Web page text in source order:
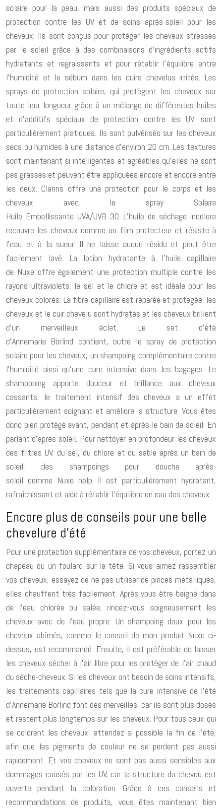
solaire pour la peau, mais aussi des produits spéciaux de
protection contre les UV et de soins après-soleil pour les
cheveux. Ils sont conçus pour protéger les cheveux stressés
par le soleil grâce à des combinaisons d’ingrédients actifs
hydratants et regraissants et pour rétablir l’équilibre entre
l’humidité et le sébum dans les cuirs chevelus irrités. Les
sprays de protection solaire, qui protègent les cheveux sur
toute leur longueur grâce à un mélange de différentes huiles
et d’additifs spéciaux de protection contre les UV, sont
particulièrement pratiques. Ils sont pulvérisés sur les cheveux
secs ou humides à une distance d’environ 20 cm. Les textures
sont maintenant si intelligentes et agréables qu’elles ne sont
pas grasses et peuvent être appliquées encore et encore entre
les deux. Clarins offre une protection pour le corps et les
cheveux avec le spray Solaire
Huile Embellissante UVA/UVB 30. L’huile de séchage incolore
recouvre les cheveux comme un film protecteur et résiste à
l’eau et à la sueur. Il ne laisse aucun résidu et peut être
facilement lavé. La lotion hydratante à l’huile capillaire
de Nuxe offre également une protection multiple contre les
rayons ultraviolets, le sel et le chlore et est idéale pour les
cheveux colorés. La fibre capillaire est réparée et protégée, les
cheveux et le cuir chevelu sont hydratés et les cheveux brillent
d’un merveilleux éclat. Le set d’été
d’Annemarie Börlind contient, outre le spray de protection
solaire pour les cheveux, un shampoing complémentaire contre
l’humidité ainsi qu’une cure intensive dans les bagages. Le
shampooing apporte douceur et brillance aux cheveux
cassants, le traitement intensif des cheveux a un effet
particulièrement soignant et améliore la structure. Vous êtes
donc bien protégé avant, pendant et après le bain de soleil. En
parlant d’après-soleil. Pour nettoyer en profondeur les cheveux
des filtres UV, du sel, du chlore et du sable après un bain de
soleil, des shampoings pour douche après-
soleil comme Nuxe help. Il est particulièrement hydratant,
rafraîchissant et aide à rétablir l’équilibre en eau des cheveux.
Encore plus de conseils pour une belle
chevelure d’été
Pour une protection supplémentaire de vos cheveux, portez un
chapeau ou un foulard sur la tête. Si vous aimez rassembler
vos cheveux, essayez de ne pas utiliser de pinces métalliques,
elles chauffent très facilement. Après vous être baigné dans
de l’eau chlorée ou salée, rincez-vous soigneusement les
cheveux avec de l’eau propre. Un shampoing doux pour les
cheveux abîmés, comme le conseil de mon produit Nuxe ci-
dessus, est recommandé. Ensuite, il est préférable de laisser
les cheveux sécher à l’air libre pour les protéger de l’air chaud
du sèche-cheveux. Si les cheveux ont besoin de soins intensifs,
les traitements capillaires tels que la cure intensive de l’été
d’Annemarie Börlind font des merveilles, car ils sont plus dosés
et restent plus longtemps sur les cheveux. Pour tous ceux qui
se colorent les cheveux, attendez si possible la fin de l’été,
afin que les pigments de couleur ne se perdent pas aussi
rapidement. Et vos cheveux ne sont pas aussi sensibles aux
dommages causés par les UV, car la structure du cheveu est
ouverte pendant la coloration. Grâce à ces conseils et
recommandations de produits, vous êtes maintenant bien